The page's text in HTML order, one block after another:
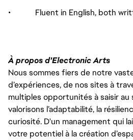
• Fluent in English, both
À propos d'Electronic Arts
Nous sommes fiers de notre
d’expériences, de nos sites à
multiples opportunités à saisir au
valorisons l’adaptabilité, la
curiosité. D'un management qui
votre potentiel à la création